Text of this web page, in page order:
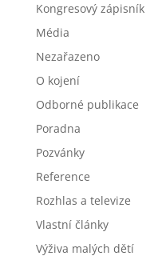
Kongresový zápisník
Média
Nezařazeno
O kojení
Odborné publikace
Poradna
Pozvánky
Reference
Rozhlas a televize
Vlastní články
Výživa malých dětí